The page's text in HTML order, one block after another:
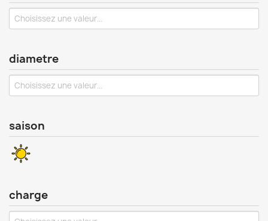
diametre
saison
charge